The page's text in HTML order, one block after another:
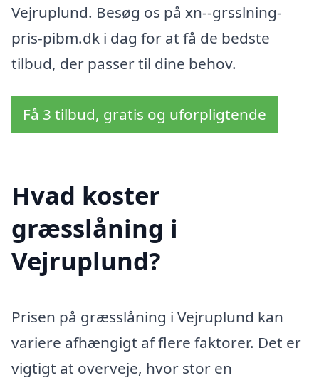
Vejruplund. Besøg os på xn--grsslning-
pris-pibm.dk i dag for at få de bedste
tilbud, der passer til dine behov.
Få 3 tilbud, gratis og uforpligtende
Hvad koster
græsslåning i
Vejruplund?
Prisen på græsslåning i Vejruplund kan
variere afhængigt af flere faktorer. Det er
vigtigt at overveje, hvor stor en